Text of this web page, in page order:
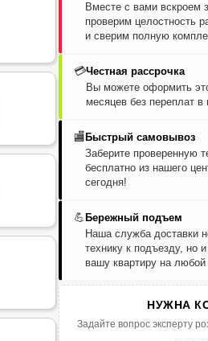
Вместе с вами вскроем
проверим целостность
и сверим полную
💳Честная рассрочка
Вы можете оформить
месяцев без переплат
🏬 Быстрый самовывоз
Заберите проверенную
бесплатно из нашего
сегодня!
💪 Бережный подъем
Наша служба доставки
технику к подъезду, но
вашу квартиру на любой
НУЖНА
Задайте вопрос эксперту